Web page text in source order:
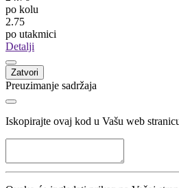
Žoel da Silva
Rudar Prijedor
Prijedor
17
Kozara
Statistika